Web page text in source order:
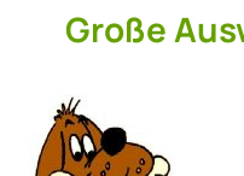
Große